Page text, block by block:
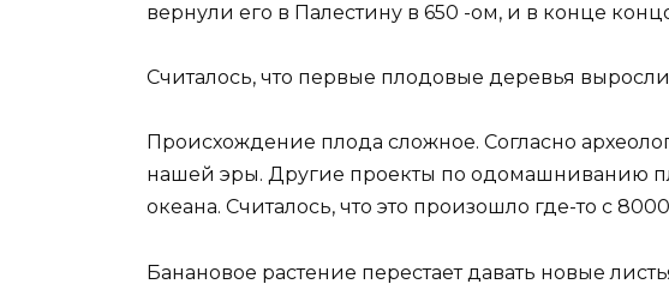
вернули его в Палестину в 650 -ом, и в конце
Считалось, что первые плодовые деревья
Происхождение плода сложное. Согласно
нашей эры. Другие проекты по одомашниванию
океана. Считалось, что это произошло где-то с
Банановое растение перестает давать новые